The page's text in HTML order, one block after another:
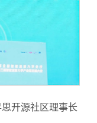
开源社区理事长